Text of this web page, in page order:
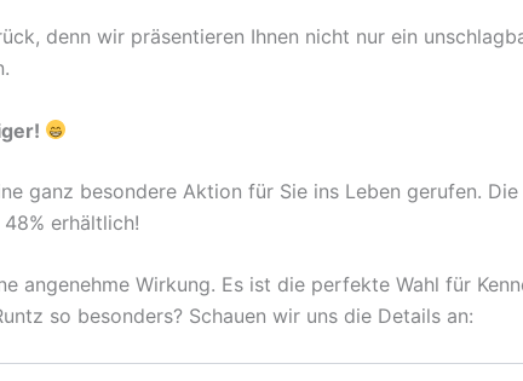
denn wir präsentieren Ihnen nicht nur ein
ganz besondere Aktion für Sie ins Leben gerufen.
erhältlich!
Wirkung. Es ist die perfekte Wahl für
so besonders? Schauen wir uns die Details an: